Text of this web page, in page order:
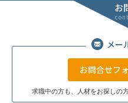
お
メー
お問合せフ
求職中の方も、人材をお探しの